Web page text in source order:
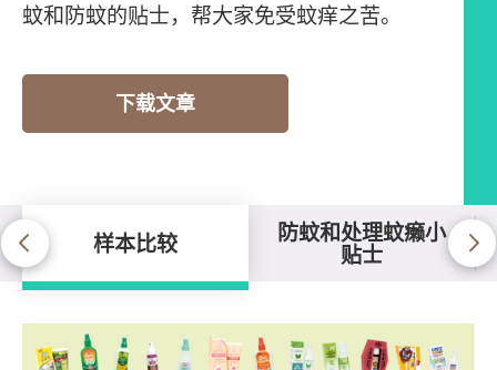
蚊和防蚊的贴士，帮大家免受蚊痒之苦。
下载文章
样本比较 防蚊和处理蚊癞小
贴士
样本比较